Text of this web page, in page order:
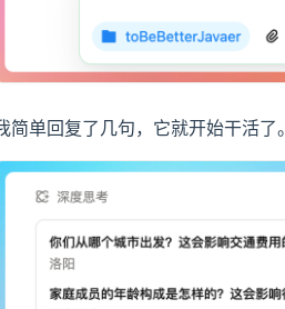
简单回复了几句，它就开始干活了。